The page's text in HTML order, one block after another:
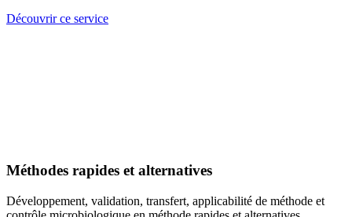
Découvrir ce service
Méthodes rapides et alternatives
Développement, validation, transfert, applicabilité de méthode et